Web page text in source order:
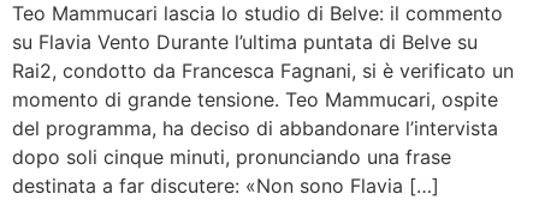
Teo Mammucari lascia lo studio di Belve: il commento
su Flavia Vento Durante l’ultima puntata di Belve su
Rai2, condotto da Francesca Fagnani, si è verificato un
momento di grande tensione. Teo Mammucari, ospite
del programma, ha deciso di abbandonare l’intervista
dopo soli cinque minuti, pronunciando una frase
destinata a far discutere: «Non sono Flavia […]